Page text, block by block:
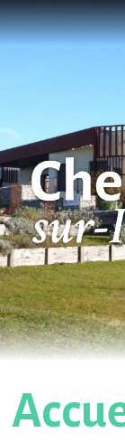
Panneau de gestion des